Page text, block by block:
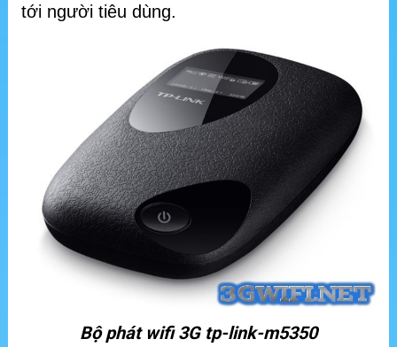
tới người tiêu dùng.
Bộ phát wifi 3G tp-link-m5350